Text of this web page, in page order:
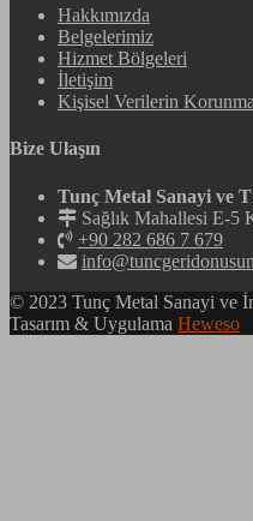
Hakkımızda
Belgelerimiz
Hizmet Bölgeleri
İletişim
Kişisel Verilerin
Bize Ulaşın
Tunç Metal Sanayi ve
Sağlık Mahallesi E-
+90 282 686 7 679
© 2023 Tunç Metal Sanayi ve
Tasarım & Uygulama Heweso